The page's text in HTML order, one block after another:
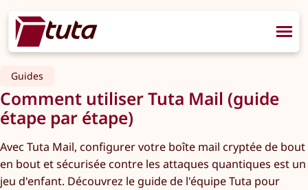
Guides
Comment utiliser Tuta Mail (guide
étape par étape)
Avec Tuta Mail, configurer votre boîte mail cryptée de bout
en bout et sécurisée contre les attaques quantiques est un
jeu d'enfant. Découvrez le guide de l'équipe Tuta pour